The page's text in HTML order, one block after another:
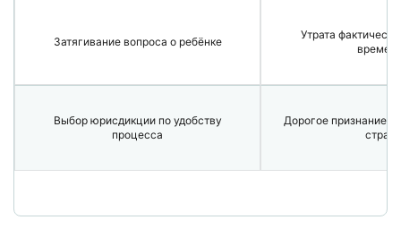
Затягивание вопроса о ребёнке
Утрата
Выбор юрисдикции по удобству
процесса
Дорогое признание
стране